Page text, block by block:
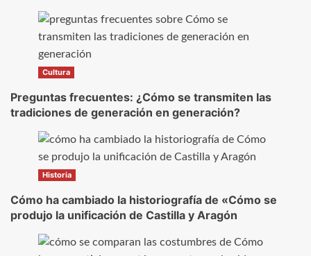
Cultura
Preguntas frecuentes: ¿Cómo se transmiten las
tradiciones de generación en generación?
Historia
Cómo ha cambiado la historiografía de «Cómo se
produjo la unificación de Castilla y Aragón